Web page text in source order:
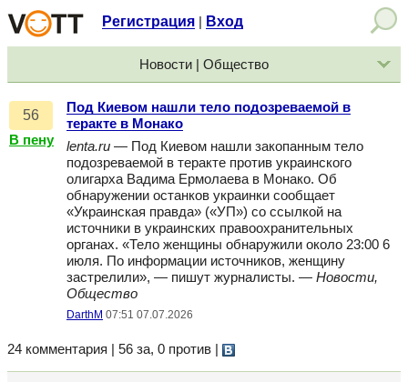
Регистрация Вход
Новости | Общество
56
В пену
Под Киевом нашли тело подозреваемой в
теракте в Монако
lenta.ru — Под Киевом нашли закопанным тело
подозреваемой в теракте против украинского
олигарха Вадима Ермолаева в Монако. Об
обнаружении останков украинки сообщает
«Украинская правда» («УП») со ссылкой на
источники в украинских правоохранительных
органах. «Тело женщины обнаружили около 23:00 6
июля. По информации источников, женщину
застрелили», — пишут журналисты. — Новости,
Общество
DarthM 07:51 07.07.2026
24 комментария | 56 за, 0 против